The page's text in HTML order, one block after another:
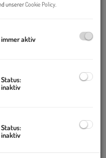
unsererCookie Policy
immer aktiv
Status:
inaktiv
Status:
inaktiv